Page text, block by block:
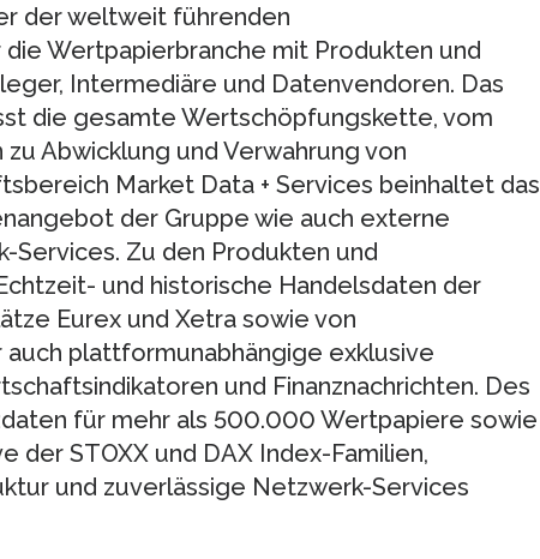
der weltweit führenden
Wertpapierbranche mit Produkten und
Intermediäre und Datenvendoren. Das
die gesamte Wertschöpfungskette, vom
zu Abwicklung und Verwahrung von
Market Data + Services beinhaltet das
der Gruppe wie auch externe
Zu den Produkten und
und historische Handelsdaten der
Eurex und Xetra sowie von
plattformunabhängige exklusive
und Finanznachrichten. Des
für mehr als 500.000 Wertpapiere sowie
der STOXX und DAX Index-Familien,
und zuverlässige Netzwerk-Services